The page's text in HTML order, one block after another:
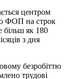
центром
ФОП на строк
більш як 180
з дня
безробіттю
трудові